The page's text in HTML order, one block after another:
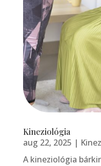
Kineziológia
aug 22, 2025 |
A kineziológia